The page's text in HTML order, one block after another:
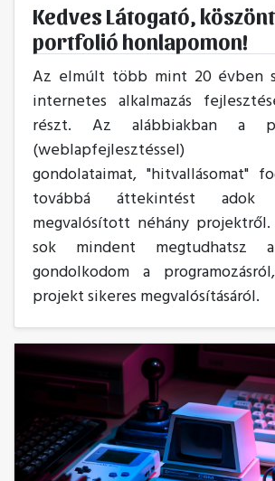
Kedves Látogató,
portfolió honlapomon!
Az elmúlt több mint 20 évben
internetes alkalmazás
részt. Az alábbiakban a
(weblapfejlesztéssel)
gondolataimat, "hitvallásomat"
továbbá áttekintést
megvalósított néhány projektről.
sok mindent megtudhatsz
gondolkodom a
projekt sikeres megvalósításáról.